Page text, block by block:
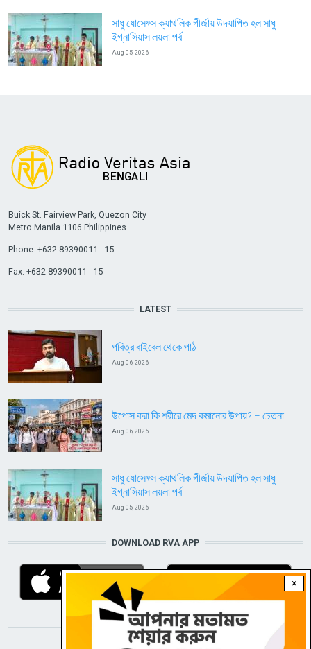
সাধু যোসেফ্স ক্যাথলিক গীর্জায় উদযাপিত হল সাধু
ইগ্নাসিয়াস লয়লা পর্ব
Aug 05, 2026
×
Buick St. Fairview Park, Quezon City
Metro Manila 1106 Philippines
Phone: +632 89390011 - 15
Fax: +632 89390011 - 15
LATEST
পবিত্র বাইবেল থেকে পাঠ
Aug 06, 2026
উপোস করা কি শরীরে মেদ কমানোর উপায়? – চেতনা
Aug 06, 2026
সাধু যোসেফ্স ক্যাথলিক গীর্জায় উদযাপিত হল সাধু
ইগ্নাসিয়াস লয়লা পর্ব
Aug 05, 2026
DOWNLOAD RVA APP
STAY CONNECTED WITH US!